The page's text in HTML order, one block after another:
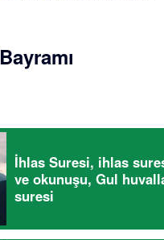
İhlas Suresi, ihlas
ve okunuşu, Gul
suresi